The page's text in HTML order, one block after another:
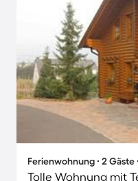
Ferienwohnung ∙ 2 Gäste